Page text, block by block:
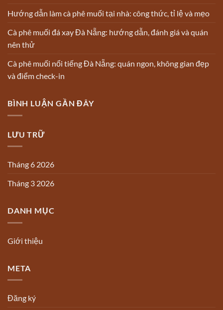
Hướng dẫn làm cà phê muối tại nhà: công thức, tỉ lệ và mẹo
Cà phê muối đá xay Đà Nẵng: hướng dẫn, đánh giá và quán
nên thử
Cà phê muối nổi tiếng Đà Nẵng: quán ngon, không gian đẹp
và điểm check-in
BÌNH LUẬN GẦN ĐÂY
LƯU TRỮ
Tháng 6 2026
Tháng 3 2026
DANH MỤC
Giới thiệu
META
Đăng ký